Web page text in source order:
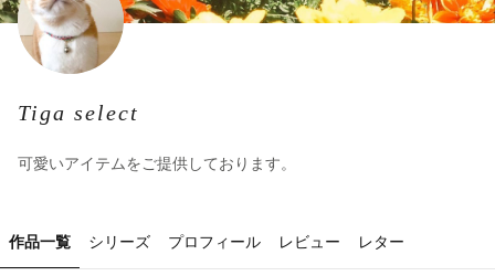
Tiga select
可愛いアイテムをご提供しております。
作品一覧 シリーズ プロフィール レビュー レター